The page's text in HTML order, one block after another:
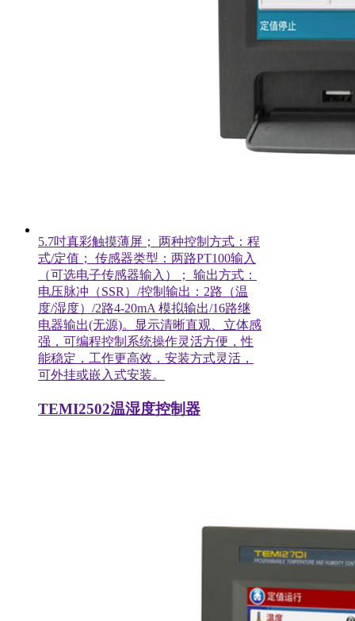
5.7吋真彩触摸薄屏； 两种控制方式：程
式/定值； 传感器类型：两路PT100输入
（可选电子传感器输入）； 输出方式：
电压脉冲（SSR）/控制输出：2路（温
度/湿度）/2路4-20mA 模拟输出/16路继
电器输出(无源)。显示清晰直观、立体感
强，可编程控制系统操作灵活方便，性
能稳定，工作更高效，安装方式灵活，
可外挂或嵌入式安装。
TEMI2502温湿度控制器